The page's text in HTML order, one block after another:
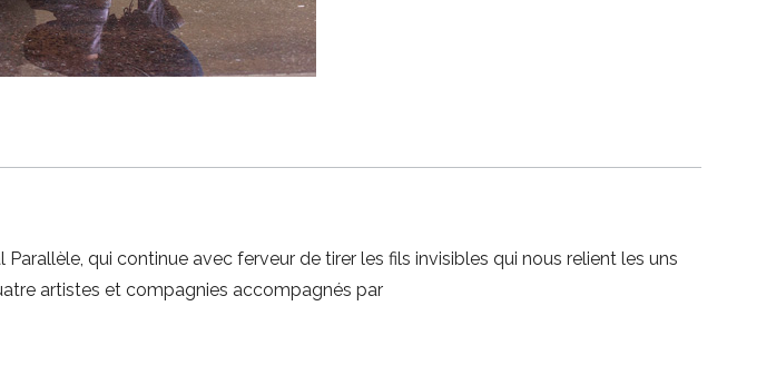
qui continue avec ferveur de tirer les fils invisibles qui nous relient les uns
artistes et compagnies accompagnés par